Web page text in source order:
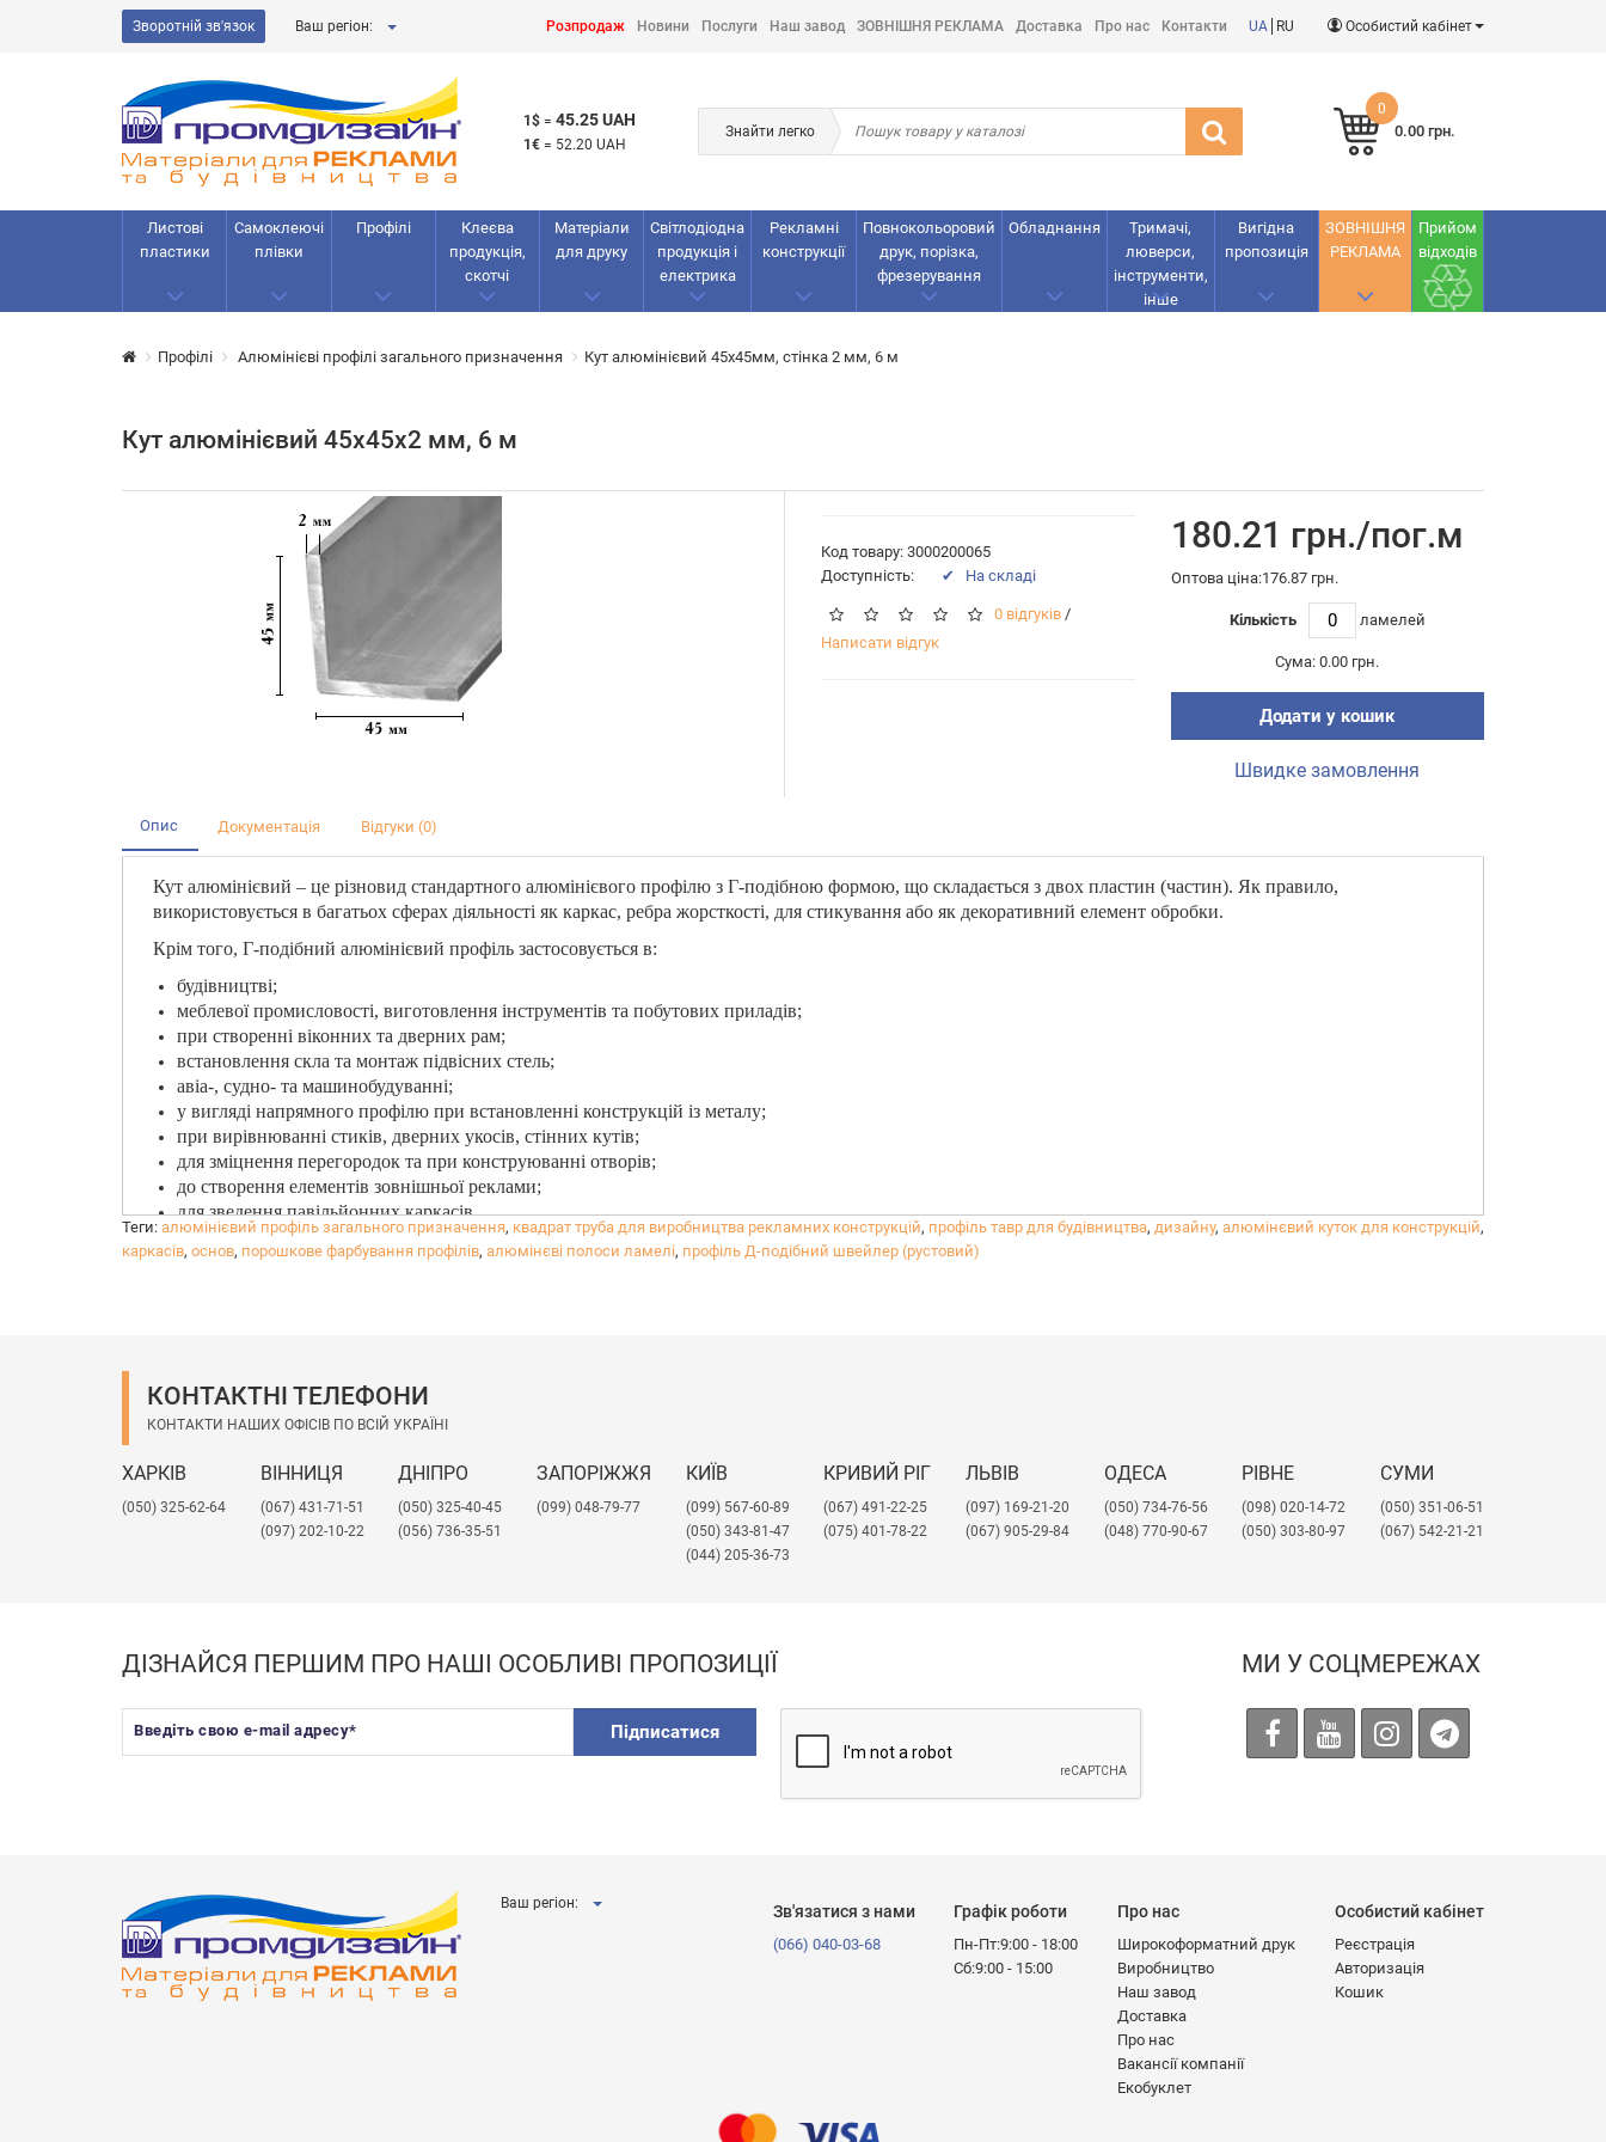
Зворотній зв'язок Ваш регіон: Розпродаж Новини Послуги Наш завод ЗОВНІШНЯ РЕКЛАМА Доставка Про нас Контакти UA RU Особистий кабінет
1$ = 45.25 UAH
1€ = 52.20 UAH
Знайти легко
0
0.00 грн.
Листові
пластики
Самоклеючі
плівки
Профілі
Клеєва
продукція,
скотчі
Матеріали
для друку
Світлодіодна
продукція і
електрика
Рекламнi
конструкції
Повнокольоровий
друк, порізка,
фрезерування
Обладнання
Тримачі,
люверси,
інструменти,
інше
Вигідна
пропозиція
ЗОВНІШНЯ
РЕКЛАМА
Прийом
відходів
Профілі Алюмінієві профілі загального призначення Кут алюмінієвий 45х45мм, стінка 2 мм, 6 м
Кут алюмінієвий 45х45х2 мм, 6 м
Код товару: 3000200065
Доступність:
✔ На складі
0 відгуків /
Написати відгук
180.21 грн./пог.м
Оптова ціна:176.87 грн.
Кількість ламелей
Сума: 0.00 грн.
Додати у кошик
Швидке замовлення
Опис Документація Відгуки (0)
Кут алюмінієвий – це різновид стандартного алюмінієвого профілю з Г-подібною формою, що складається з двох пластин (частин). Як правило,
використовується в багатьох сферах діяльності як каркас, ребра жорсткості, для стикування або як декоративний елемент обробки.
Крім того, Г-подібний алюмінієвий профіль застосовується в:
будівництві;
меблевої промисловості, виготовлення інструментів та побутових приладів;
при створенні віконних та дверних рам;
встановлення скла та монтаж підвісних стель;
авіа-, судно- та машинобудуванні;
у вигляді напрямного профілю при встановленні конструкцій із металу;
при вирівнюванні стиків, дверних укосів, стінних кутів;
для зміцнення перегородок та при конструюванні отворів;
до створення елементів зовнішньої реклами;
для зведення павільйонних каркасів.
Теги: алюмінієвий профіль загального призначення, квадрат труба для виробництва рекламних конструкцій, профіль тавр для будівництва, дизайну, алюмінєвий куток для конструкцій,
каркасів, основ, порошкове фарбування профілів, алюмінєві полоси ламелі, профіль Д-подібний швейлер (рустовий)
КОНТАКТНІ ТЕЛЕФОНИ
КОНТАКТИ НАШИХ ОФІСІВ ПО ВСІЙ УКРАЇНІ
ХАРКІВ
(050) 325-62-64
ВІННИЦЯ
(067) 431-71-51
(097) 202-10-22
ДНІПРО
(050) 325-40-45
(056) 736-35-51
ЗАПОРІЖЖЯ
(099) 048-79-77
КИЇВ
(099) 567-60-89
(050) 343-81-47
(044) 205-36-73
КРИВИЙ РІГ
(067) 491-22-25
(075) 401-78-22
ЛЬВІВ
​(097) 169-21-20
(067) 905-29-84
ОДЕСА
(050) 734-76-56
(048) 770-90-67
РІВНЕ
(098) 020-14-72
(050) 303-80-97
СУМИ
(050) 351-06-51
(067) 542-21-21
ДІЗНАЙСЯ ПЕРШИМ ПРО НАШІ ОСОБЛИВІ ПРОПОЗИЦІЇ
Введіть свою e-mail адресу* Підписатися
МИ У СОЦМЕРЕЖАХ
Ваш регіон: Зв'язатися з нами
(066) 040-03-68
Графік роботи
Пн-Пт:9:00 - 18:00
Сб:9:00 - 15:00
Про нас
Широкоформатний друк
Виробництво
Наш завод
Доставка
Про нас
Вакансії компанії
Екобуклет
Особистий кабінет
Реєстрація
Авторизація
Кошик